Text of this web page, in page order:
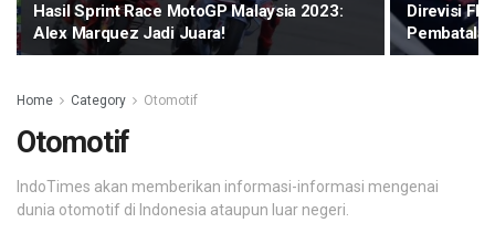
Hasil Sprint Race MotoGP Malaysia 2023:
Alex Marquez Jadi Juara!
Direvisi
Pembatalan
Home Category Otomotif
Otomotif
IndoTimes akan memberikan informasi-informasi mengenai
dunia otomotif di Indonesia ataupun luar negeri.